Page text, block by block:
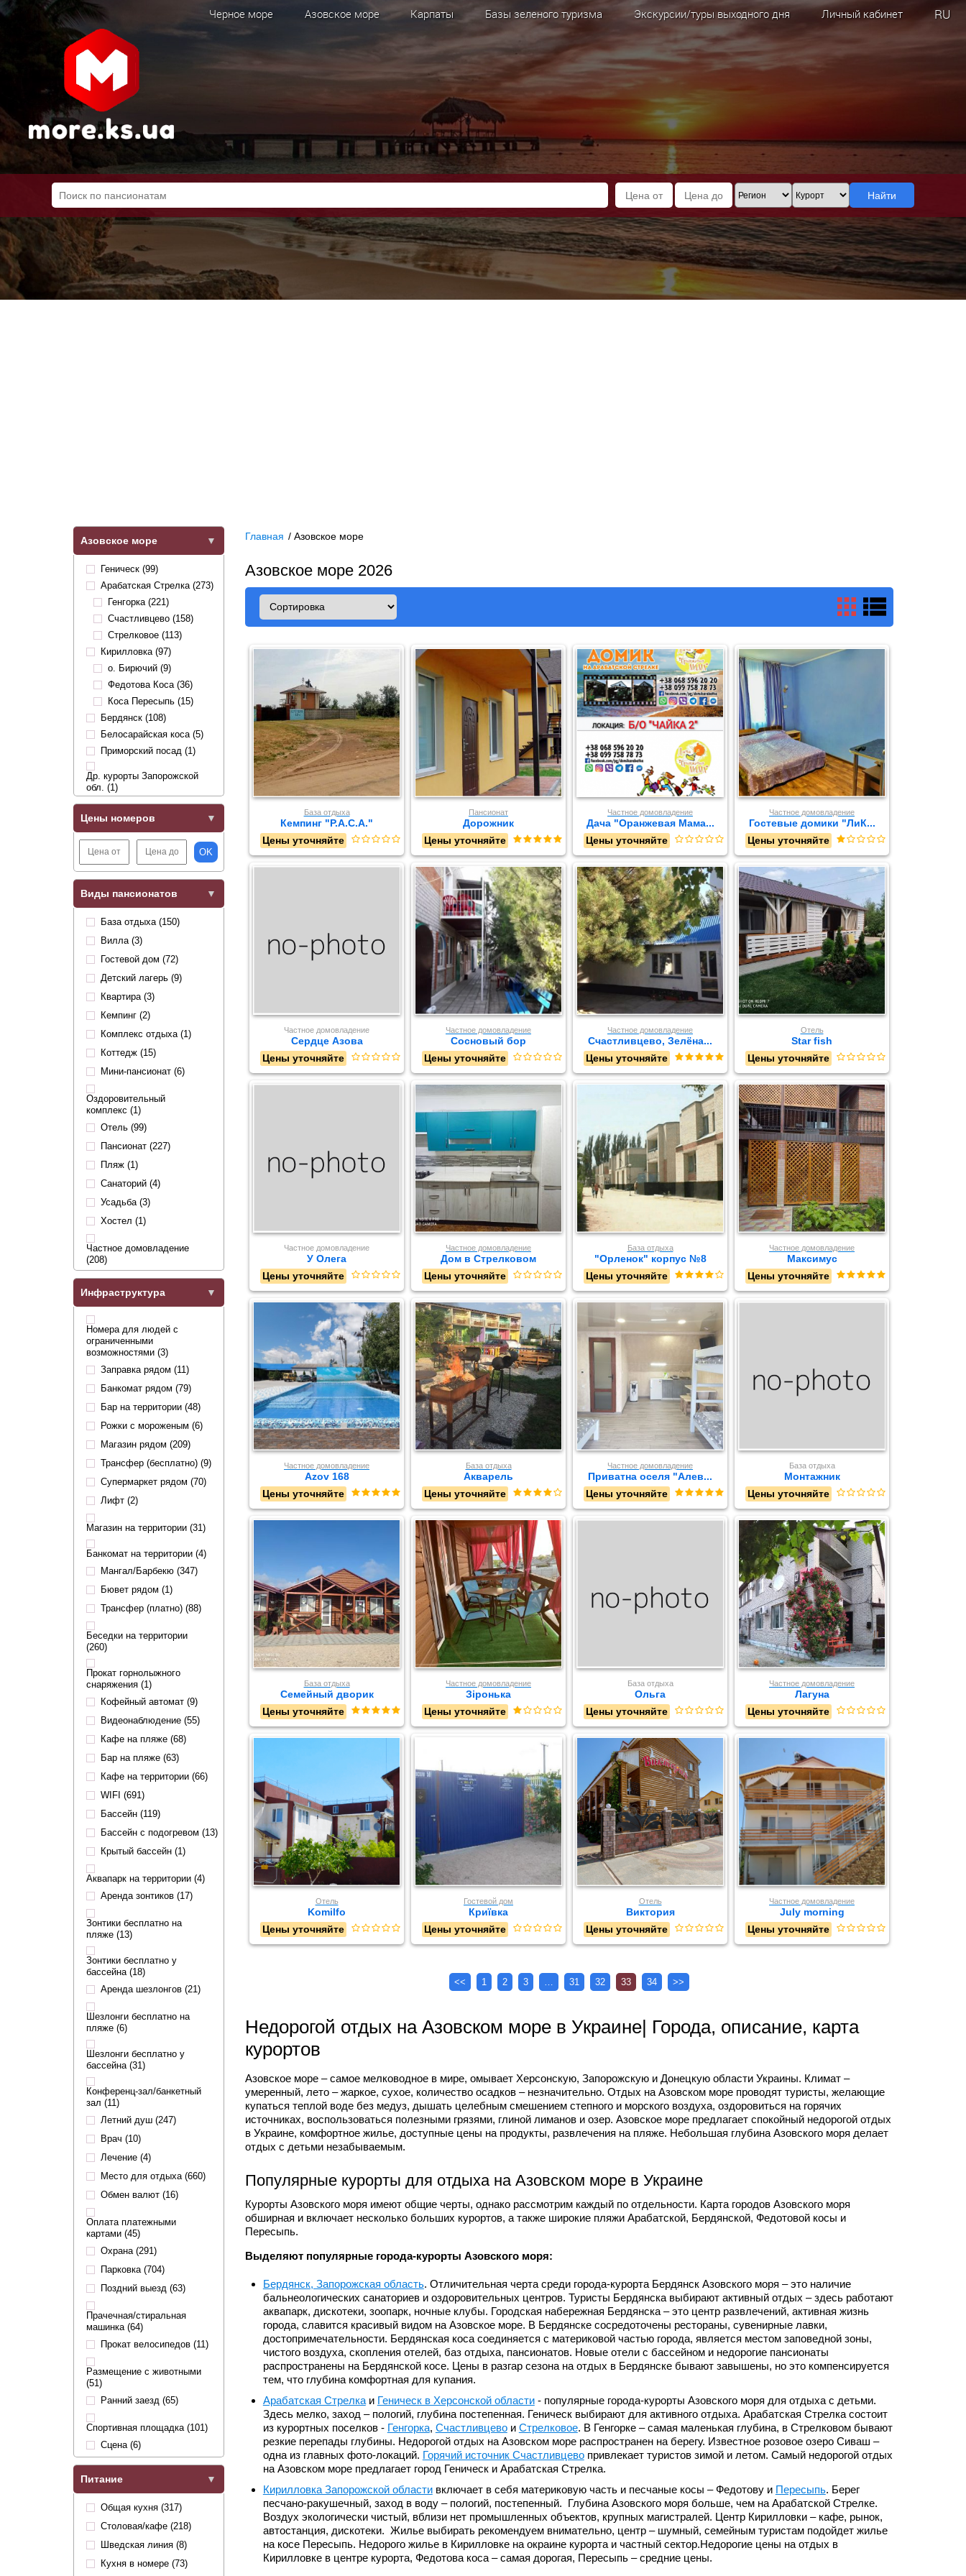
Черное море Азовское море Карпаты Базы зеленого туризма Экскурсии/туры выходного дня Личный кабинет RU
Найти
Главная / Азовское море
Азовское море 2026
База отдыха
Кемпинг "Р.А.С.А."
Цены уточняйте
Пансионат
Дорожник
Цены уточняйте
Частное домовладение
Дача "Оранжевая Мама...
Цены уточняйте
Частное домовладение
Гостевые домики "ЛиК...
Цены уточняйте
Частное домовладение
Сердце Азова
Цены уточняйте
Частное домовладение
Сосновый бор
Цены уточняйте
Частное домовладение
Счастливцево, Зелёна...
Цены уточняйте
Отель
Star fish
Цены уточняйте
Частное домовладение
У Олега
Цены уточняйте
Частное домовладение
Дом в Стрелковом
Цены уточняйте
База отдыха
"Орленок" корпус №8
Цены уточняйте
Частное домовладение
Максимус
Цены уточняйте
Частное домовладение
Azov 168
Цены уточняйте
База отдыха
Акварель
Цены уточняйте
Частное домовладение
Приватна оселя "Алев...
Цены уточняйте
База отдыха
Монтажник
Цены уточняйте
База отдыха
Семейный дворик
Цены уточняйте
Частное домовладение
Зіронька
Цены уточняйте
База отдыха
Ольга
Цены уточняйте
Частное домовладение
Лагуна
Цены уточняйте
Отель
Komilfo
Цены уточняйте
Гостевой дом
Криївка
Цены уточняйте
Отель
Виктория
Цены уточняйте
Частное домовладение
July morning
Цены уточняйте
<< 1 2 3 31 32 33 34 >>
Недорогой отдых на Азовском море в Украине| Города, описание, карта
курортов
Азовское море – самое мелководное в мире, омывает Херсонскую, Запорожскую и Донецкую области Украины. Климат –
умеренный, лето – жаркое, сухое, количество осадков – незначительно. Отдых на Азовском море проводят туристы, желающие
купаться теплой воде без медуз, дышать целебным смешением степного и морского воздуха, оздоровиться на горячих
источниках, воспользоваться полезными грязями, глиной лиманов и озер. Азовское море предлагает спокойный недорогой отдых
в Украине, комфортное жилье, доступные цены на продукты, развлечения на пляже. Небольшая глубина Азовского моря делает
отдых с детьми незабываемым.
Популярные курорты для отдыха на Азовском море в Украине
Курорты Азовского моря имеют общие черты, однако рассмотрим каждый по отдельности. Карта городов Азовского моря
обширная и включает несколько больших курортов, а также широкие пляжи Арабатской, Бердянской, Федотовой косы и
Пересыпь.
Выделяют популярные города-курорты Азовского моря:
Бердянск, Запорожская область. Отличительная черта среди города-курорта Бердянск Азовского моря – это наличие
бальнеологических санаториев и оздоровительных центров. Туристы Бердянска выбирают активный отдых – здесь работают
аквапарк, дискотеки, зоопарк, ночные клубы. Городская набережная Бердянска – это центр развлечений, активная жизнь
города, славится красивый видом на Азовское море. В Бердянске сосредоточены рестораны, сувенирные лавки,
достопримечательности. Бердянская коса соединяется с материковой частью города, является местом заповедной зоны,
чистого воздуха, скопления отелей, баз отдыха, пансионатов. Новые отели с бассейном и недорогие пансионаты
распространены на Бердянской косе. Цены в разгар сезона на отдых в Бердянске бывают завышены, но это компенсируется
тем, что глубина комфортная для купания.
Арабатская Стрелкаи Геническ в Херсонской области- популярные города-курорты Азовского моря для отдыха с детьми.
Здесь мелко, заход – пологий, глубина постепенная. Геническ выбирают для активного отдыха. Арабатская Стрелка состоит
из курортных поселков - Генгорка, Счастливцевои Стрелковое. В Генгорке – самая маленькая глубина, в Стрелковом бывают
резкие перепады глубины. Недорогой отдых на Азовском море распространен на берегу. Известное розовое озеро Сиваш –
одна из главных фото-локаций. Горячий источник Счастливцевопривлекает туристов зимой и летом. Самый недорогой отдых
на Азовском море предлагает город Геническ и Арабатская Стрелка.
Кирилловка Запорожской областивключает в себя материковую часть и песчаные косы – Федотову и Пересыпь. Берег
песчано-ракушечный, заход в воду – пологий, постепенный. Глубина Азовского моря больше, чем на Арабатской Стрелке.
Воздух экологически чистый, вблизи нет промышленных объектов, крупных магистралей. Центр Кирилловки – кафе, рынок,
автостанция, дискотеки. Жилье выбирать рекомендуем внимательно, центр – шумный, семейным туристам подойдет жилье
на косе Пересыпь. Недорого жилье в Кирилловке на окраине курорта и частный сектор.Недорогие цены на отдых в
Кирилловке в центре курорта, Федотова коса – самая дорогая, Пересыпь – средние цены.
Азовское море
Геническ (99)
Арабатская Стрелка (273)
Генгорка (221)
Счастливцево (158)
Стрелковое (113)
Кирилловка (97)
о. Бирючий (9)
Федотова Коса (36)
Коса Пересыпь (15)
Бердянск (108)
Белосарайская коса (5)
Приморский посад (1)
Др. курорты Запорожской
обл. (1)
Цены номеров
OK
Виды пансионатов
База отдыха (150)
Вилла (3)
Гостевой дом (72)
Детский лагерь (9)
Квартира (3)
Кемпинг (2)
Комплекс отдыха (1)
Коттедж (15)
Мини-пансионат (6)
Оздоровительный
комплекс (1)
Отель (99)
Пансионат (227)
Пляж (1)
Санаторий (4)
Усадьба (3)
Хостел (1)
Частное домовладение
(208)
Инфраструктура
Номера для людей с
ограниченными
возможностями (3)
Заправка рядом (11)
Банкомат рядом (79)
Бар на территории (48)
Рожки с мороженым (6)
Магазин рядом (209)
Трансфер (бесплатно) (9)
Супермаркет рядом (70)
Лифт (2)
Магазин на территории (31)
Банкомат на территории (4)
Мангал/Барбекю (347)
Бювет рядом (1)
Трансфер (платно) (88)
Беседки на территории
(260)
Прокат горнолыжного
снаряжения (1)
Кофейный автомат (9)
Видеонаблюдение (55)
Кафе на пляже (68)
Бар на пляже (63)
Кафе на территории (66)
WIFI (691)
Бассейн (119)
Бассейн с подогревом (13)
Крытый бассейн (1)
Аквапарк на территории (4)
Аренда зонтиков (17)
Зонтики бесплатно на
пляже (13)
Зонтики бесплатно у
бассейна (18)
Аренда шезлонгов (21)
Шезлонги бесплатно на
пляже (6)
Шезлонги бесплатно у
бассейна (31)
Конференц-зал/банкетный
зал (11)
Летний душ (247)
Врач (10)
Лечение (4)
Место для отдыха (660)
Обмен валют (16)
Оплата платежными
картами (45)
Охрана (291)
Парковка (704)
Поздний выезд (63)
Прачечная/стиральная
машинка (64)
Прокат велосипедов (11)
Размещение с животными
(51)
Ранний заезд (65)
Спортивная площадка (101)
Сцена (6)
Питание
Общая кухня (317)
Столовая/кафе (218)
Шведская линия (8)
Кухня в номере (73)